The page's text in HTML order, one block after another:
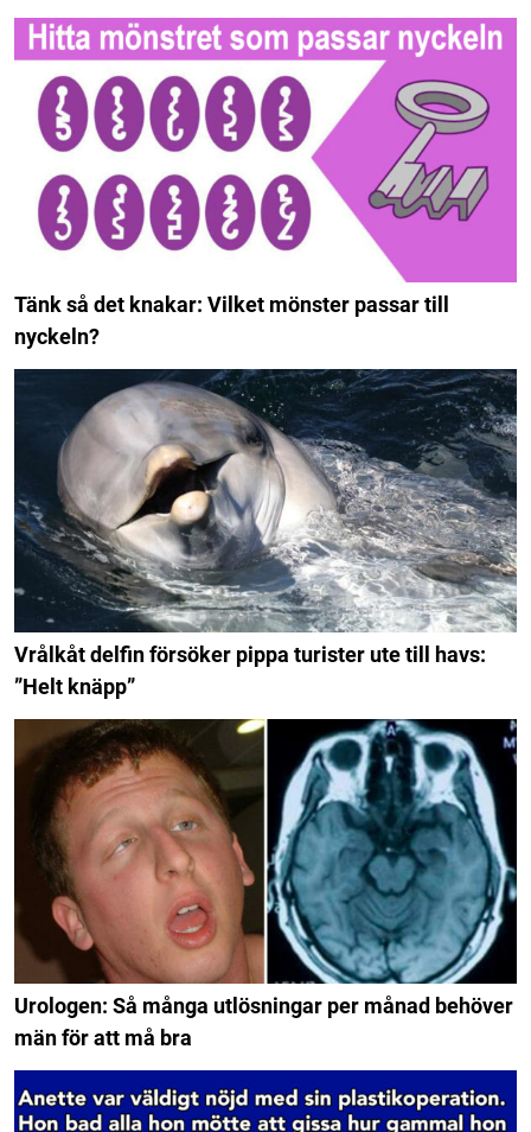
Tänk så det knakar: Vilket mönster passar till
nyckeln?
Vrålkåt delfin försöker pippa turister ute till havs:
”Helt knäpp”
Urologen: Så många utlösningar per månad behöver
män för att må bra